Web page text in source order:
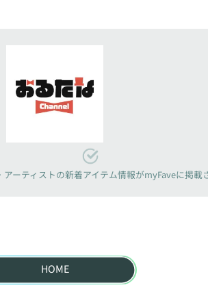
アーティストの新着アイテム情報がmyFaveに掲載
HOME